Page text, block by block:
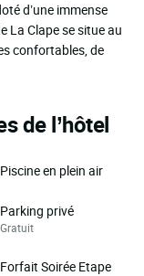
d’une immense
La Clape se situe au
confortables, de
de l’hôtel
Piscine en plein air
Parking privé
Gratuit
Forfait Soirée Etape